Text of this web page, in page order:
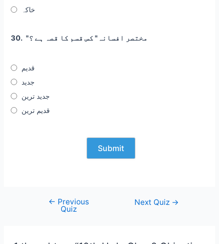
خاکہ
30. "مختصر افسانہ" کس قسم کا قصہ ہے ؟
قدیم
جدید
جدید ترین
قدیم ترین
navigation
← Previous
Quiz
Next Quiz →